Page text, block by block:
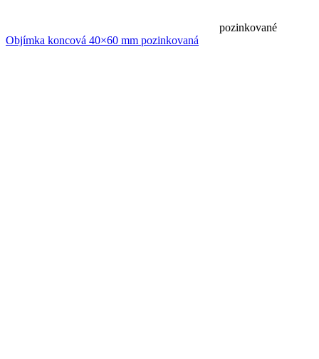
pozinkované
Objímka koncová 40×60 mm pozinkovaná